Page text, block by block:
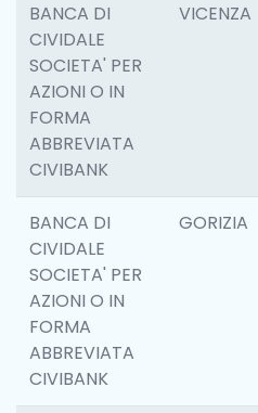
BANCA DI
CIVIDALE
SOCIETA' PER
AZIONI O IN
FORMA
ABBREVIATA
CIVIBANK
VICENZA
BANCA DI
CIVIDALE
SOCIETA' PER
AZIONI O IN
FORMA
ABBREVIATA
CIVIBANK
GORIZIA